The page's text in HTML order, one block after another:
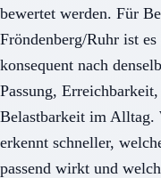
bewertet werden. Für
Fröndenberg/Ruhr ist
konsequent nach
Passung,
Belastbarkeit im Alltag.
erkennt schneller,
passend wirkt und